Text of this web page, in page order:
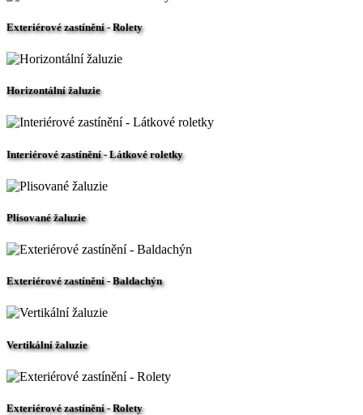
Exteriérové zastínění - Rolety
Horizontální žaluzie
Interiérové zastínění - Látkové roletky
Plisované žaluzie
Exteriérové zastínění - Baldachýn
Vertikální žaluzie
Exteriérové zastínění - Rolety